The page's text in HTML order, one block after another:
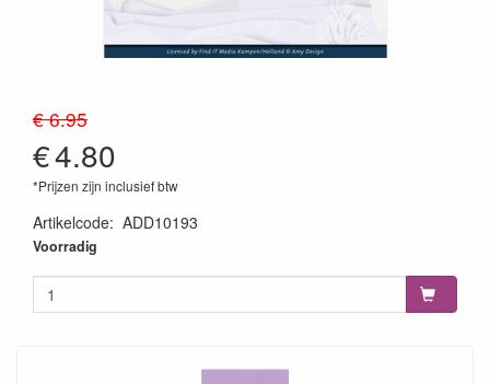
€ 6.95
€4.80
*Prijzen zijn inclusief btw
Artikelcode: ADD10193
8718715068407
Voorradig